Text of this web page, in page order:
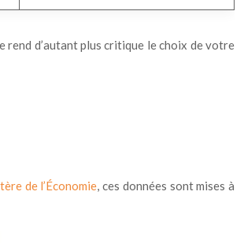
rend d’autant plus critique le choix de votre
de l’Économie, ces données sont mises à